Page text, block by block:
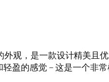
观，是一款设计精美且
盈的感觉 – 这是一个非